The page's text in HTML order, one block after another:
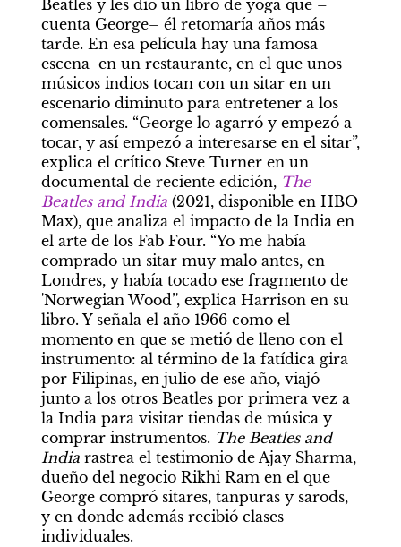
Beatles y les dio un libro de yoga que –
cuenta George– él retomaría años más
tarde. En esa película hay una famosa
escena  en un restaurante, en el que unos
músicos indios tocan con un sitar en un
escenario diminuto para entretener a los
comensales. “George lo agarró y empezó a
tocar, y así empezó a interesarse en el sitar”,
explica el crítico Steve Turner en un
documental de reciente edición, The
Beatles and India (2021, disponible en HBO
Max), que analiza el impacto de la India en
el arte de los Fab Four. “Yo me había
comprado un sitar muy malo antes, en
Londres, y había tocado ese fragmento de
'Norwegian Wood’', explica Harrison en su
libro. Y señala el año 1966 como el
momento en que se metió de lleno con el
instrumento: al término de la fatídica gira
por Filipinas, en julio de ese año, viajó
junto a los otros Beatles por primera vez a
la India para visitar tiendas de música y
comprar instrumentos. The Beatles and
India rastrea el testimonio de Ajay Sharma,
dueño del negocio Rikhi Ram en el que
George compró sitares, tanpuras y sarods,
y en donde además recibió clases
individuales.